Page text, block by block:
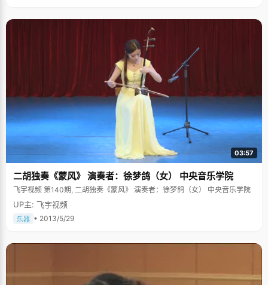
之所以二流，不是师资的问题，而是生源的问题。成绩是可以努力的，只要
肯下功夫，在那里都能出好成绩的。所以，汪天一这一努力，果然出了个状
元，也为当校长的父亲争了一口气。 曾经的英语差生 "你学习那么好，是聪
来，"不过我们宿舍一个牛人拍着肩膀安慰我说他智商也是87的时候，我心里
汪天一读小学的时候，作为英语特级教师的爸爸曾经试着给儿子英语早期教
育，就教了汪天一两个英语单词，岂料费了半天功夫，汪天一还是一脸茫
然，不知所以的样子。"爸爸无可奈何的放弃了，认为我的英语理解能力太差
了，等初中以后再慢慢理解吧，自此他基本就没教过我英语了，都让我自己
跟着老师去学习和找感觉。"汪天一学习英语的诀窍就是找语感，背课文，看
英语读物，写东西，这些都是学好英语最有效的办法。直到高中以后，汪天
一才有了与爸爸交流英语的机会。 汪天一并不比其他孩子聪明，但有个最大
的优势就是能静，他从小就非常听话，很自觉，性格里就充满了安静的因
素，基本不淘气，甚至没有打过架。当其他小学生都在外玩耍，玩电子游戏
的时候，他每天放学回家也能自觉作业，看书，小学毕业的时候，他已经看
完了中国四大名著。 细节决定一切 汪天一的高中生活非常规律，每天早上六
点起床，晚上十点半准时睡觉，中午还要睡一个小觉，并没有比别人多花多
少时间在学习上，平时还经常踊跃参与学校活动，但是成绩一直都名列前
茅，汪天一对自己做了一个总结，那就是"细节决定一切"，汪天一的辅导员
也曾如此评价过他。 "我会注意理解一个东西，一个概念。一般人只是记住概
的，"汪天一说，"理解的去记忆比死记硬背更容易印象深刻，要用的时候也
就能把所需概念公式等信手拈来，灵活运动，做题速度和效率自然要高很
03:57
二胡独奏《蒙风》 演奏者：徐梦鸽（女） 中央音乐学院
飞宇视频 第140期, 二胡独奏《蒙风》 演奏者：徐梦鸽（女） 中央音乐学院
UP主: 飞宇视频
乐器 • 2013/5/29